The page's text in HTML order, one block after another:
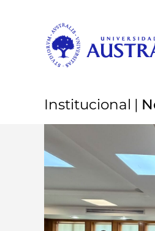
Institucional |